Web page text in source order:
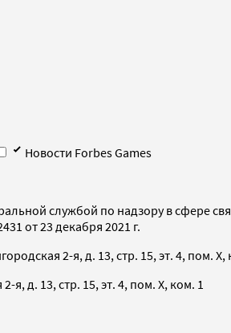
Новости Forbes Games
службой по надзору в сфере
от 23 декабря 2021 г.
2-я, д. 13, стр. 15, эт. 4, пом. X,
я, д. 13, стр. 15, эт. 4, пом. X, ком. 1